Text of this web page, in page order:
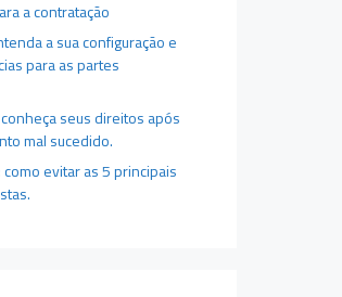
a contratação
a sua configuração e
para as partes
seus direitos após
mal sucedido.
evitar as 5 principais